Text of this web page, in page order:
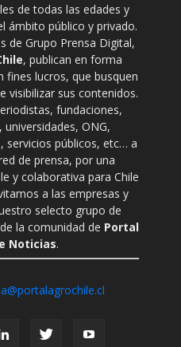
de todas las edades y
ámbito público y privado.
de Grupo Prensa Digital,
, publican en forma
fines lucros, que busquen
visibilizar sus contenidos.
fundaciones,
ONG,
servicios públicos, etc… a
de prensa, por una
y colaborativa para Chile
a las empresas y
selecto grupo de
la comunidad de Portal
Noticias.